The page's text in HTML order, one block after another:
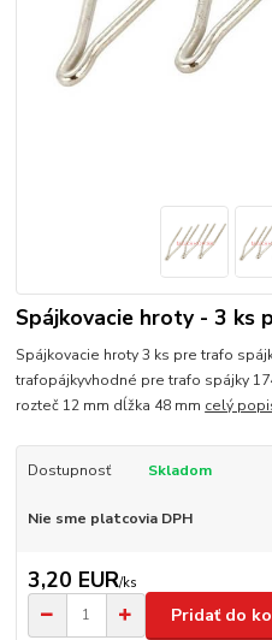
Spájkovacie hroty - 3 ks
Spájkovacie hroty 3 ks pre trafo
trafopájkyvhodné pre trafo spájky
rozteč 12 mm dĺžka 48 mm celý
Dostupnosť Skladom
Nie sme platcovia DPH
3,20 EUR/ks
Pridať do